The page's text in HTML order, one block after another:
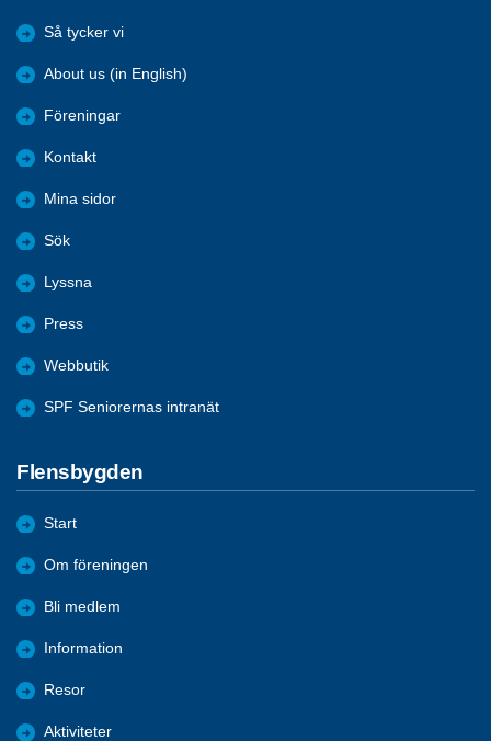
Så tycker vi
About us (in English)
Föreningar
Kontakt
Mina sidor
Sök
Lyssna
Press
Webbutik
SPF Seniorernas intranät
Flensbygden
Start
Om föreningen
Bli medlem
Information
Resor
Aktiviteter